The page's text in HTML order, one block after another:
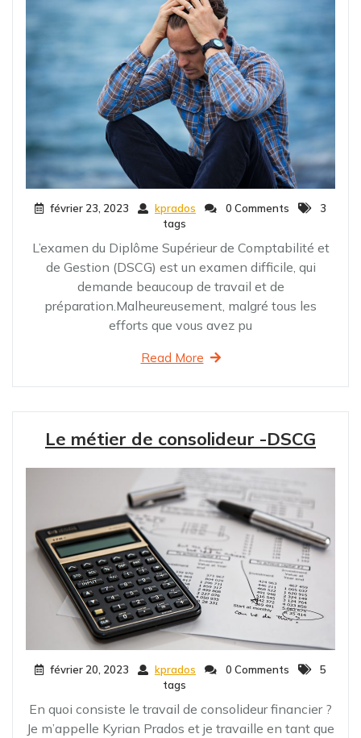
février 23, 2023 kprados 0 Comments
3
tags
L’examen du Diplôme Supérieur de Comptabilité et
de Gestion (DSCG) est un examen difficile, qui
demande beaucoup de travail et de
préparation.Malheureusement, malgré tous les
efforts que vous avez pu
Read More
Le métier de consolideur -DSCG
février 20, 2023 kprados 0 Comments
5
tags
En quoi consiste le travail de consolideur financier ?
Je m’appelle Kyrian Prados et je travaille en tant que